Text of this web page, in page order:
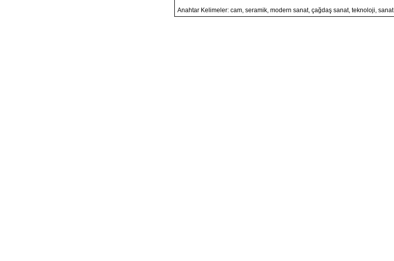
Anahtar Kelimeler: cam, seramik, modern sanat, çağdaş sanat, teknoloji, sanat